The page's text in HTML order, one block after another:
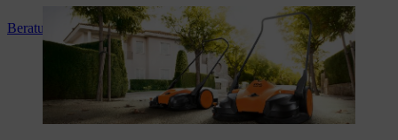
Beratung und Produkteinweisung